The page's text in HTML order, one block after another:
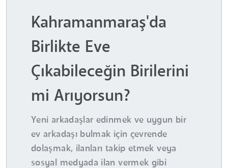
Kahramanmaraş'da
Birlikte Eve
Çıkabileceğin Birilerini
mi Arıyorsun?
Yeni arkadaşlar edinmek ve uygun bir
ev arkadaşı bulmak için çevrende
dolaşmak, ilanları takip etmek veya
sosyal medyada ilan vermek gibi